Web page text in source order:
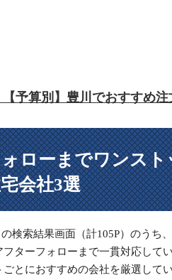
【予算別】豊川でおすすめ注
ローまでワンスト
会社3選
検索結果画面（計105P）のうち
ターフォローまで一貫対応して
とにおすすめの会社を厳選してい